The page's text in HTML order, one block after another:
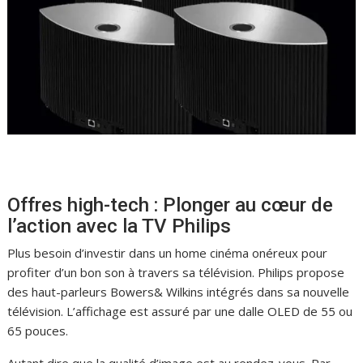
Offres high-tech : Plonger au cœur de
l’action avec la TV Philips
Plus besoin d’investir dans un home cinéma onéreux pour
profiter d’un bon son à travers sa télévision. Philips propose
des haut-parleurs Bowers& Wilkins intégrés dans sa nouvelle
télévision. L’affichage est assuré par une dalle OLED de 55 ou
65 pouces.